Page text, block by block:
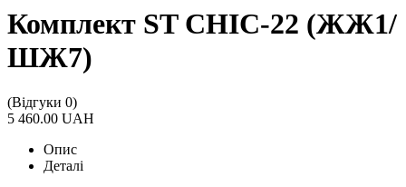
Комплект ST CHIC-22 (ЖЖ1/
ШЖ7)
(Відгуки 0)
5 460.00 UAH
Опис
Деталі